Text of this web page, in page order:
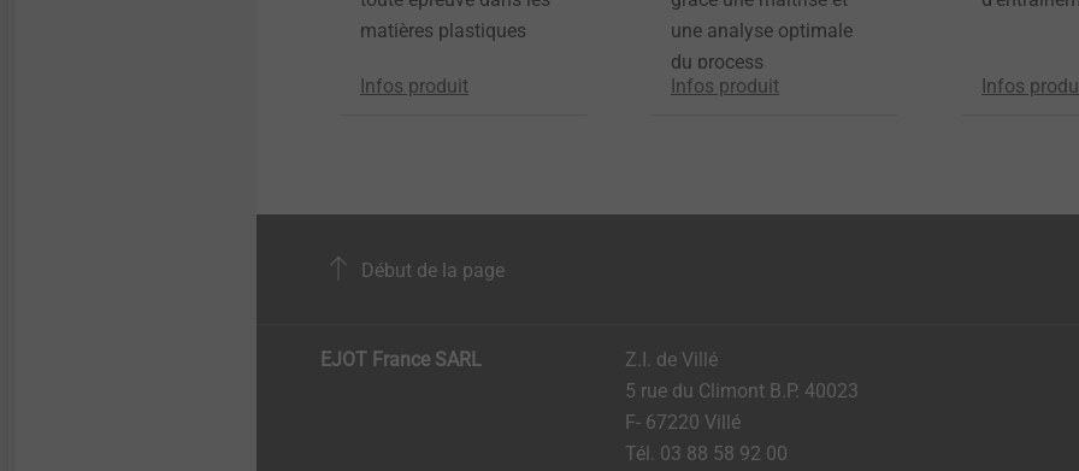
matières plastiques
Infos produit
une analyse optimale
du process
Infos produit
Infos
Début de la page
EJOT France SARL
Z.I. de Villé
5 rue du Climont B.P. 40023
F- 67220 Villé
Tél. 03 88 58 92 00